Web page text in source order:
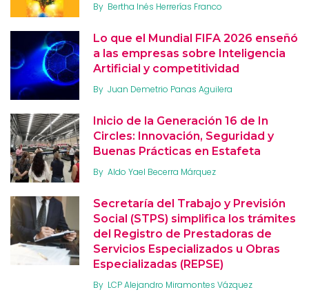
By Bertha Inés Herrerías Franco
Lo que el Mundial FIFA 2026 enseñó
a las empresas sobre Inteligencia
Artificial y competitividad
By Juan Demetrio Panas Aguilera
Inicio de la Generación 16 de In
Circles: Innovación, Seguridad y
Buenas Prácticas en Estafeta
By Aldo Yael Becerra Márquez
Secretaría del Trabajo y Previsión
Social (STPS) simplifica los trámites
del Registro de Prestadoras de
Servicios Especializados u Obras
Especializadas (REPSE)
By LCP Alejandro Miramontes Vázquez